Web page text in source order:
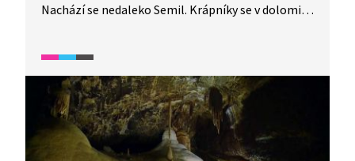
Nachází se nedaleko Semil. Krápníky se v dolomitu
ji v takové podobě nenajdete. Některé dokonce
chrání zabezpečovací systémy.